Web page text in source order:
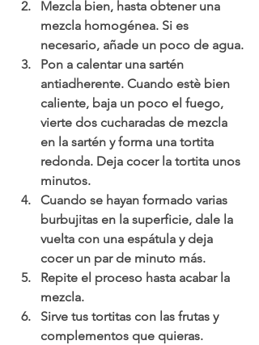
Mezcla bien, hasta obtener una
mezcla homogénea. Si es
necesario, añade un poco de agua.
Pon a calentar una sartén
antiadherente. Cuando estè bien
caliente, baja un poco el fuego,
vierte dos cucharadas de mezcla
en la sartén y forma una tortita
redonda. Deja cocer la tortita unos
minutos.
Cuando se hayan formado varias
burbujitas en la superficie, dale la
vuelta con una espátula y deja
cocer un par de minuto más.
Repite el proceso hasta acabar la
mezcla.
Sirve tus tortitas con las frutas y
complementos que quieras.